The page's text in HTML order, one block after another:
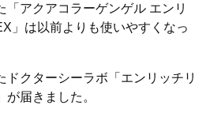
「アクアコラーゲンゲル エンリ
」は以前よりも使いやすくなっ
ドクターシーラボ「エンリッチリ
が届きました。